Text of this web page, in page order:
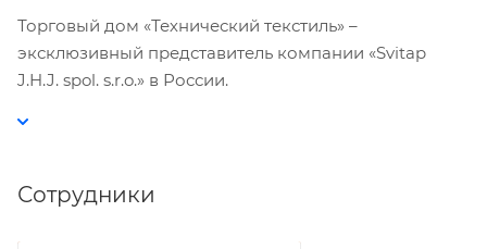
Торговый дом «Технический текстиль» –
эксклюзивный представитель компании «Svitap
J.H.J. spol. s.r.o.» в России.
Сотрудники